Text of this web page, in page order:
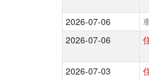
2026-07-06
2026-07-06
2026-07-03